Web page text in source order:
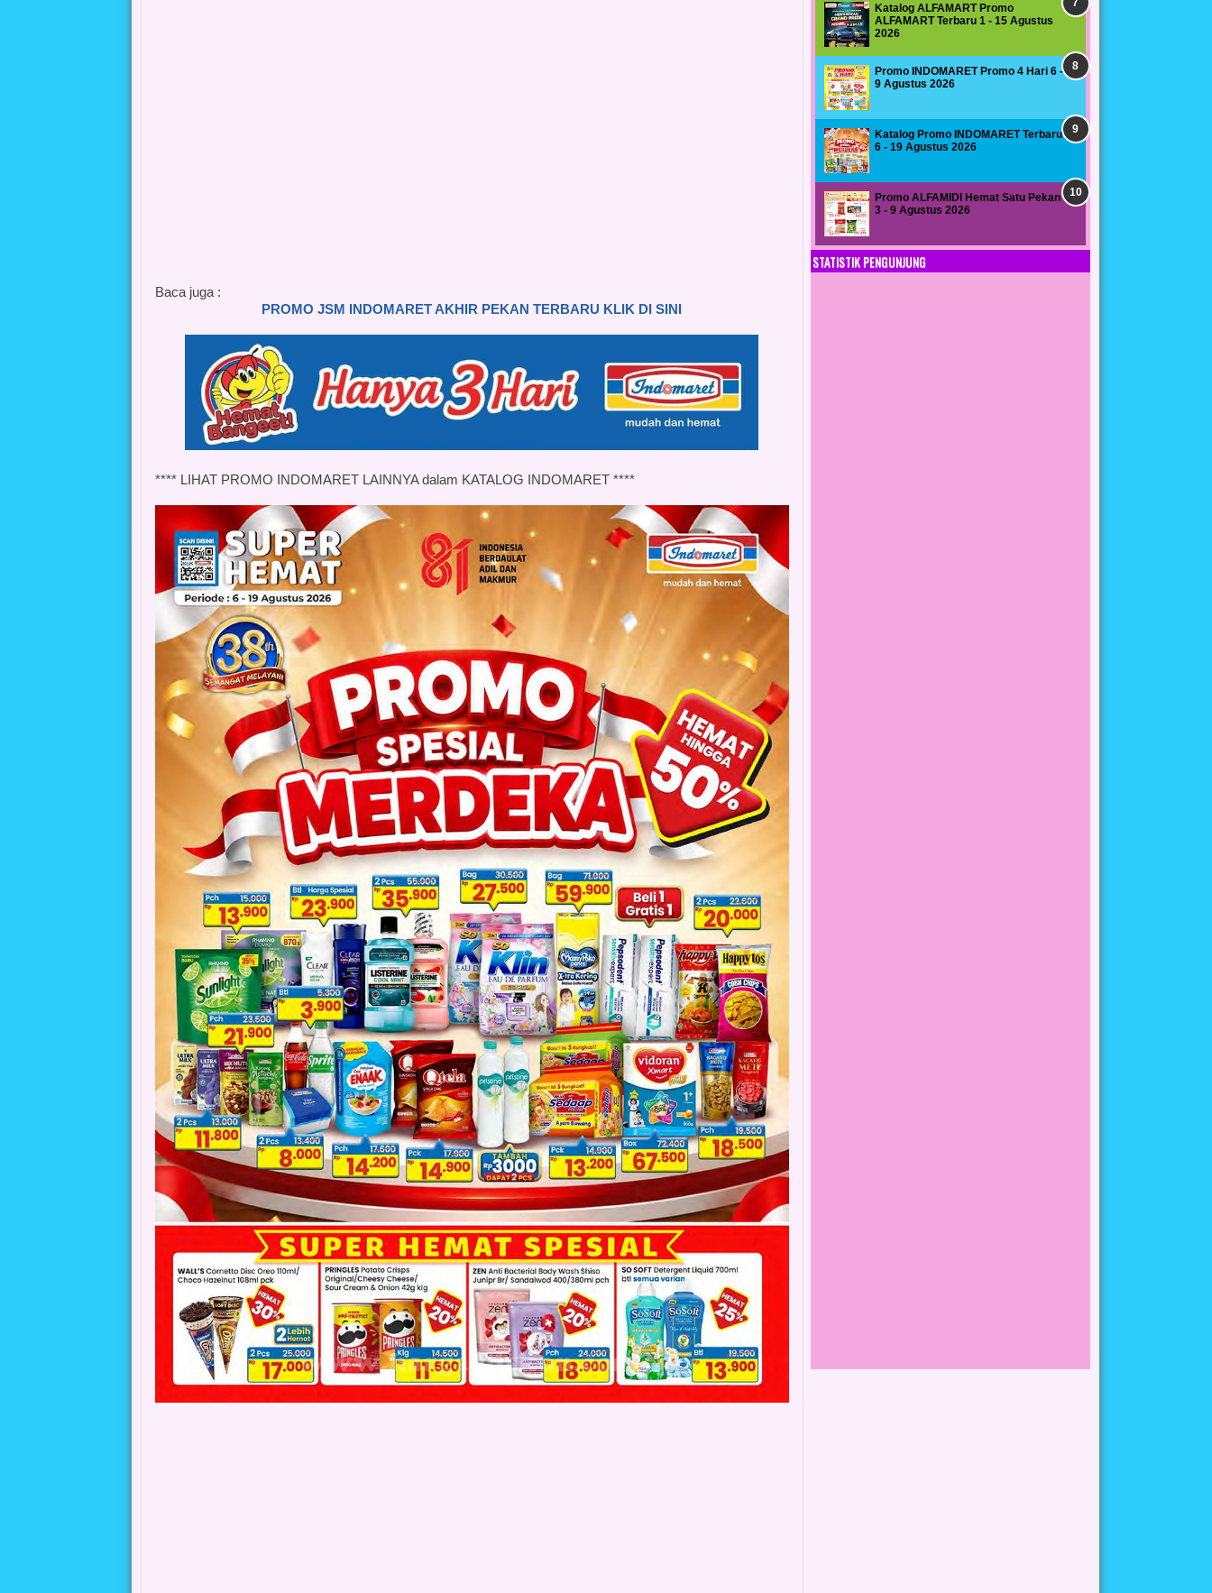
Baca juga :
PROMO JSM INDOMARET AKHIR PEKAN TERBARU KLIK DI SINI
**** LIHAT PROMO INDOMARET LAINNYA dalam KATALOG INDOMARET ****
Katalog ALFAMART Promo
ALFAMART Terbaru 1 - 15 Agustus
2026
Promo INDOMARET Promo 4 Hari 6 -
9 Agustus 2026
Katalog Promo INDOMARET Terbaru
6 - 19 Agustus 2026
Promo ALFAMIDI Hemat Satu Pekan
3 - 9 Agustus 2026
STATISTIK PENGUNJUNG